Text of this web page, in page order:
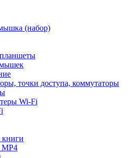
(набор)
точки доступа, коммутаторы
Wi-Fi